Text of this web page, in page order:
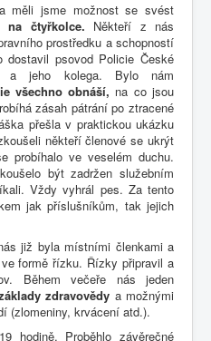
měli jsme možnost se svést
na čtyřkolce. Někteří z nás
prostředku a schopností
psovod Policie České
a jeho kolega. Bylo nám
všechno obnáší, na co jsou
zásah pátrání po ztracené
přešla v praktickou ukázku
někteří členové se ukrýt
probíhalo ve veselém duchu.
být zadržen služebním
Vždy vyhrál pes. Za tento
jak příslušníkům, tak jejich
již byla místními členkami a
formě řízku. Řízky připravil a
Během večeře nás jeden
zdravovědy a možnými
(zlomeniny, krvácení atd.).
hodině. Proběhlo závěrečné